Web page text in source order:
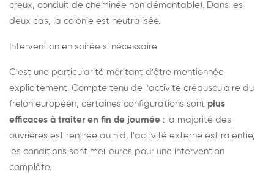
creux, conduit de cheminée non démontable). Dans les
deux cas, la colonie est neutralisée.
Intervention en soirée si nécessaire
C'est une particularité méritant d'être mentionnée
explicitement. Compte tenu de l'activité crépusculaire du
frelon européen, certaines configurations sont plus
efficaces à traiter en fin de journée : la majorité des
ouvrières est rentrée au nid, l'activité externe est ralentie,
les conditions sont meilleures pour une intervention
complète.